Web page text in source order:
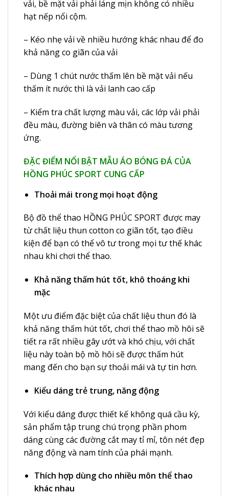
vải, bề mặt vải phải láng mịn không có nhiều
hạt nếp nổi cộm.
– Kéo nhẹ vải về nhiều hướng khác nhau để đo
khả năng co giãn của vải
– Dùng 1 chút nước thấm lên bề mặt vải nếu
thấm ít nước thì là vải lanh cao cấp
– Kiểm tra chất lượng màu vải, các lớp vải phải
đều màu, đường biên và thân có màu tương
ứng.
ĐẶC ĐIỂM NỔI BẬT MẪU ÁO BÓNG ĐÁ CỦA
HỒNG PHÚC SPORT CUNG CẤP
Thoải mái trong mọi hoạt động
Bộ đồ thể thao HỒNG PHÚC SPORT được may
từ chất liệu thun cotton co giãn tốt, tạo điều
kiện để bạn có thể vô tư trong mọi tư thế khác
nhau khi chơi thể thao.
Khả năng thấm hút tốt, khô thoáng khi
mặc
Một ưu điểm đặc biệt của chất liệu thun đó là
khả năng thấm hút tốt, chơi thể thao mồ hôi sẽ
tiết ra rất nhiều gây ướt và khó chịu, với chất
liệu này toàn bộ mồ hôi sẽ được thấm hút
mang đến cho bạn sự thoải mái và tự tin hơn.
Kiểu dáng trẻ trung, năng động
Với kiểu dáng được thiết kế không quá cầu kỳ,
sản phẩm tập trung chú trọng phần phom
dáng cùng các đường cắt may tỉ mỉ, tôn nét đẹp
năng động và nam tính của phái mạnh.
Thích hợp dùng cho nhiều môn thể thao
khác nhau